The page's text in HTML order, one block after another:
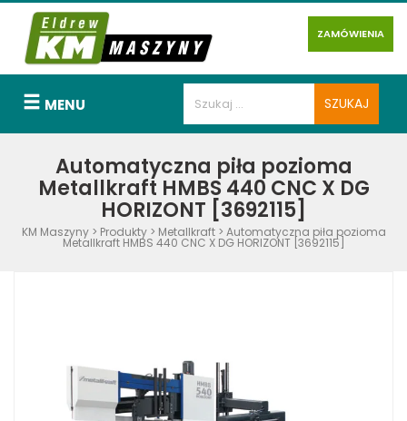
ZAMÓWIENIA
MENU
Automatyczna piła pozioma
Metallkraft HMBS 440 CNC X DG
HORIZONT [3692115]
KM Maszyny> Produkty> Metallkraft> Automatyczna piła pozioma
Metallkraft HMBS 440 CNC X DG HORIZONT [3692115]